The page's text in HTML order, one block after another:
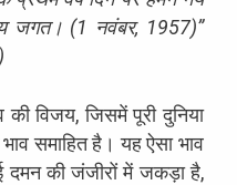
जगत। (1 नवंबर, 1957)”
की विजय, जिसमें पूरी दुनिया
समाहित है। यह ऐसा भाव
दमन की जंजीरों में जकड़ा है,